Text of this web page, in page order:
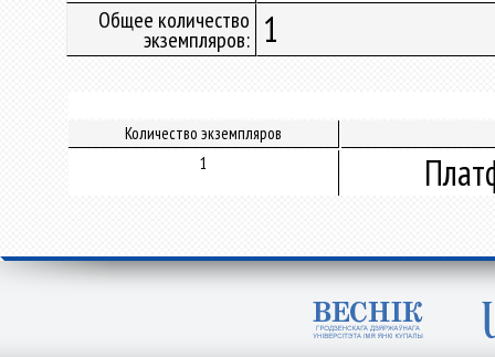
Общее количество
экземпляров: 1
Количество экземпляров
1